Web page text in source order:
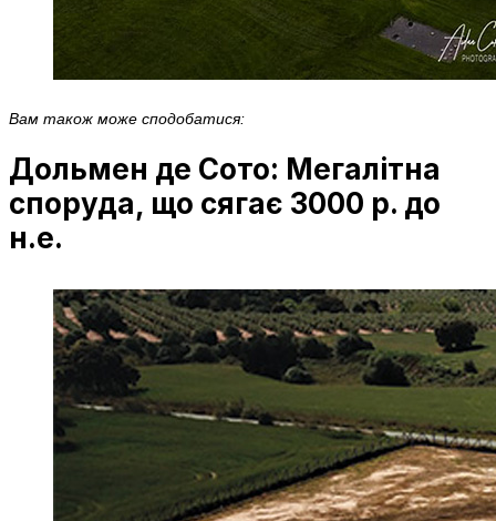
Вам також може сподобатися:
Дольмен де Сото: Мегалітна
споруда, що сягає 3000 р. до
н.е.